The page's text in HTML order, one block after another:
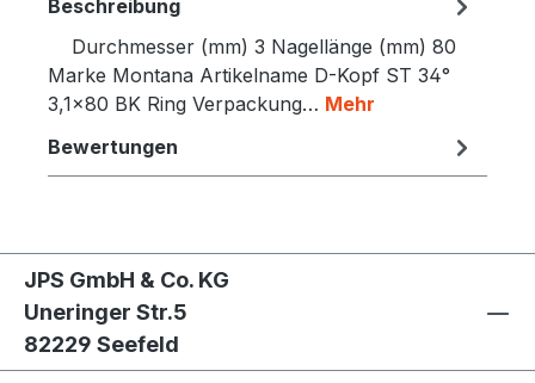
Beschreibung
Durch­messer (mm) 3 Nagel­länge (mm) 80
Marke Montana Artikelname D-Kopf ST 34°
3,1×80 BK Ring Verpackung… Mehr
Bewertungen
JPS GmbH & Co. KG
Uneringer Str.5
82229 Seefeld